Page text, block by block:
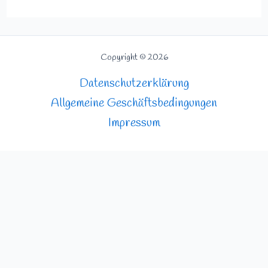
Copyright © 2026
Datenschutzerklärung
Allgemeine Geschäftsbedingungen
Impressum